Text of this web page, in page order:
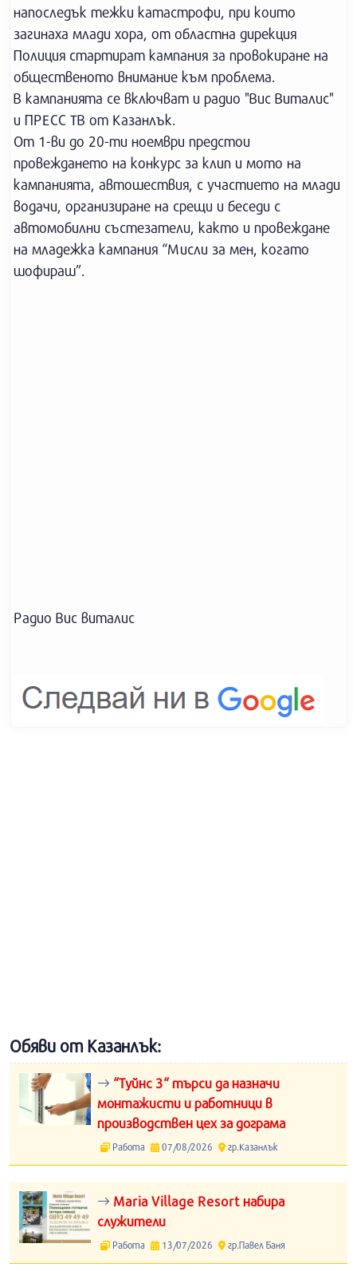
напоследък тежки катастрофи, при които
загинаха млади хора, от областна дирекция
Полиция стартират кампания за провокиране на
общественото внимание към проблема.
В кампанията се включват и радио "Вис Виталис"
и ПРЕСС ТВ от Казанлък.
От 1-ви до 20-ти ноември предстои
провеждането на конкурс за клип и мото на
кампанията, автошествия, с участието на млади
водачи, организиране на срещи и беседи с
автомобилни състезатели, както и провеждане
на младежка кампания “Мисли за мен, когато
шофираш”.
Радио Вис виталис
Обяви от Казанлък:
“Туйнс 3“ търси да назначи
монтажисти и работници в
производствен цех за дограма
Работа 07/08/2026 гр.Казанлък
Maria Village Resort набира
служители
Работа 13/07/2026 гр.Павел Баня